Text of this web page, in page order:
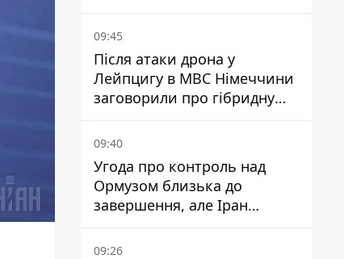
уникати ділянок із заторами
09:45
Після атаки дрона у
Лейпцигу в МВС Німеччини
заговорили про гібридну
війну – ми щоденно є ціллю
09:40
Угода про контроль над
Ормузом близька до
завершення, але Іран
висунув нові вимоги – ЗМІ
розкрили подробиці
09:26